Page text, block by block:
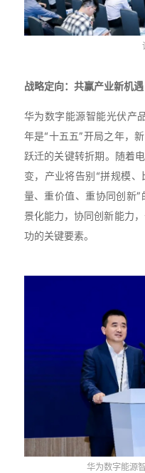
战略定向：共赢产业新机遇
华为数字能源智能光伏产
年是“十五五”开局之年，
跃迁的关键转折期。随着
变，产业将告别“拼规模
量、重价值、重协同创新
景化能力，协同创新能力
功的关键要素。
华为数字能源